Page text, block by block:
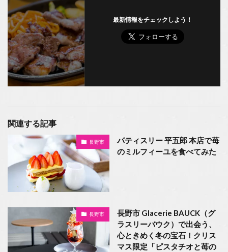
最新情報をチェックしよう！
関連する記事
長野市
パティスリー 平五郎 本店で苺
のミルフィーユを食べてみた
長野市
長野市 Glacerie BAUCK（グ
ラスリーバウク）で出会う、
心ときめく冬の宝石！クリス
マス限定「ピスタチオと苺の